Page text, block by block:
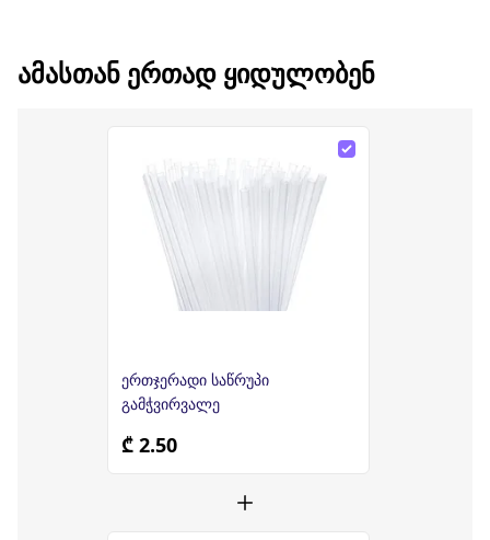
ᲐᲛᲐᲡᲗᲐᲜ ᲔᲠᲗᲐᲓ ᲧᲘᲓᲣᲚᲝᲑᲔᲜ
ერთჯერადი საწრუპი
გამჭვირვალე
₾ 2.50